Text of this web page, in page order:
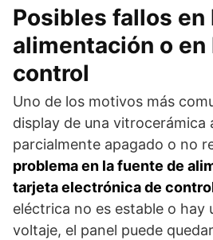
Posibles fallos en
alimentación o
control
Uno de los motivos más
display de una vitrocerámica
parcialmente apagado o no
problema en la fuente de
tarjeta electrónica de
eléctrica no es estable o hay
voltaje, el panel puede